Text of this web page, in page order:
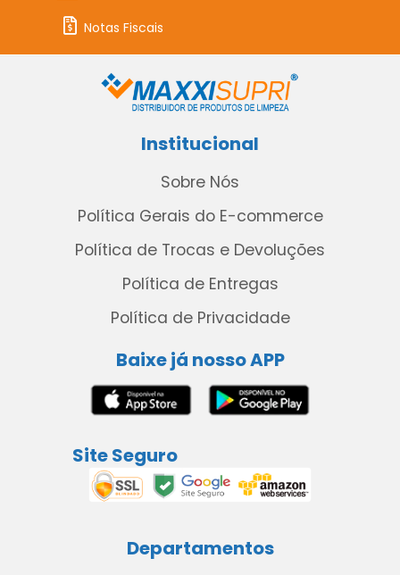
Notas Fiscais
Institucional
Sobre Nós
Política Gerais do E-commerce
Política de Trocas e Devoluções
Política de Entregas
Política de Privacidade
Baixe já nosso APP
Site Seguro
Departamentos